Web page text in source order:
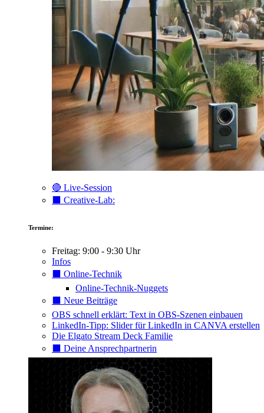
🔴 Live-Session
⬛️ Creative-Lab:
Termine:
Freitag: 9:00 - 9:30 Uhr
Infos
⬛️ Online-Technik
Online-Technik-Nuggets
⬛️ Neue Beiträge
OBS schnell erklärt: Text in OBS-Szenen einbauen
LinkedIn-Tipp: Slider für LinkedIn in CANVA erstellen
Die Elgato Stream Deck Familie
⬛️ Deine Ansprechpartnerin